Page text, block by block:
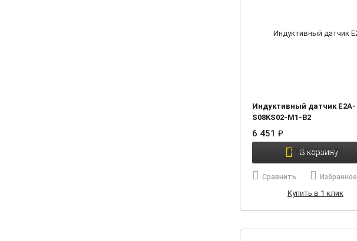
Индуктивный датчик E2A-
S08KS02-M1-B2
6 451 ₽
В корзину
Сравнить Избранное
Купить в 1 клик